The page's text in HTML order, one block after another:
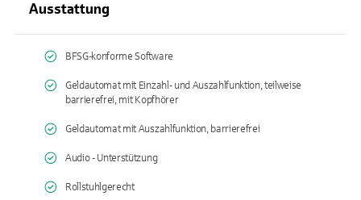
Ausstattung
BFSG-konforme Software
Geldautomat mit Einzahl- und Auszahlfunktion, teilweise
barrierefrei, mit Kopfhörer
Geldautomat mit Auszahlfunktion, barrierefrei
Audio - Unterstützung
Rollstuhlgerecht